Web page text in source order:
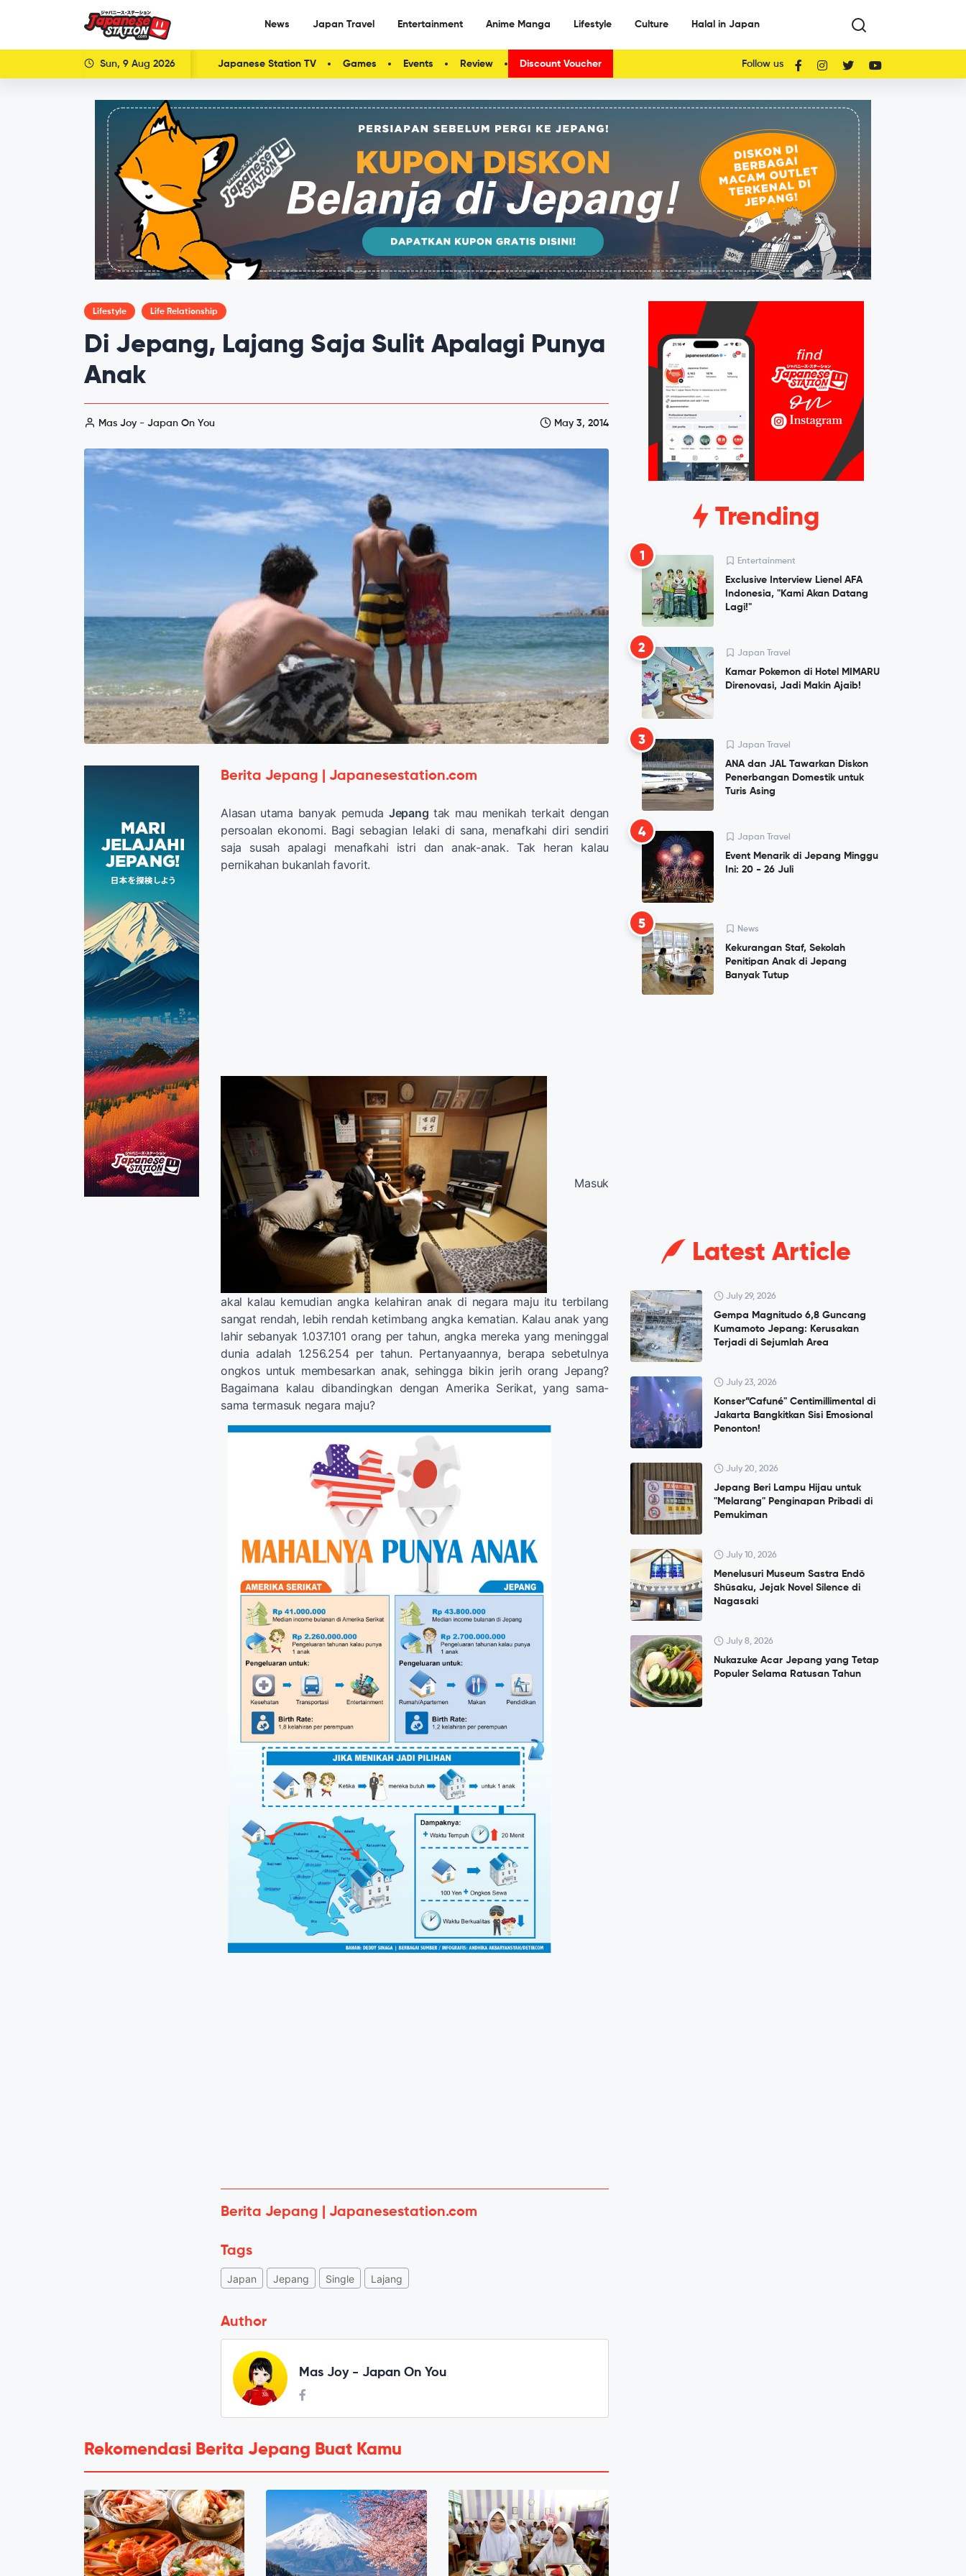
News Japan Travel Entertainment Anime Manga Lifestyle Culture Halal in Japan
Sun, 9 Aug 2026 Japanese Station TV Games Events Review Discount Voucher Follow us
Lifestyle Life Relationship
Di Jepang, Lajang Saja Sulit Apalagi Punya
Anak
Mas Joy - Japan On You May 3, 2014
Berita Jepang | Japanesestation.com
Alasan utama banyak pemuda Jepang tak mau menikah terkait dengan
persoalan ekonomi. Bagi sebagian lelaki di sana, menafkahi diri sendiri
saja susah apalagi menafkahi istri dan anak-anak. Tak heran kalau
pernikahan bukanlah favorit.
Masuk
akal kalau kemudian angka kelahiran anak di negara maju itu terbilang
sangat rendah, lebih rendah ketimbang angka kematian. Kalau anak yang
lahir sebanyak 1.037.101 orang per tahun, angka mereka yang meninggal
dunia adalah 1.256.254 per tahun. Pertanyaannya, berapa sebetulnya
ongkos untuk membesarkan anak, sehingga bikin jerih orang Jepang?
Bagaimana kalau dibandingkan dengan Amerika Serikat, yang sama-
sama termasuk negara maju?
Berita Jepang | Japanesestation.com
Tags
Japan Jepang Single Lajang
Author
Mas Joy - Japan On You
Rekomendasi Berita Jepang Buat Kamu
Trending
1 Entertainment
Exclusive Interview Lienel AFA
Indonesia, "Kami Akan Datang
Lagi!"
2 Japan Travel
Kamar Pokemon di Hotel MIMARU
Direnovasi, Jadi Makin Ajaib!
3 Japan Travel
ANA dan JAL Tawarkan Diskon
Penerbangan Domestik untuk
Turis Asing
4 Japan Travel
Event Menarik di Jepang Minggu
Ini: 20 - 26 Juli
5 News
Kekurangan Staf, Sekolah
Penitipan Anak di Jepang
Banyak Tutup
Latest Article
July 29, 2026
Gempa Magnitudo 6,8 Guncang
Kumamoto Jepang: Kerusakan
Terjadi di Sejumlah Area
July 23, 2026
Konser”Cafuné" Centimillimental di
Jakarta Bangkitkan Sisi Emosional
Penonton!
July 20, 2026
Jepang Beri Lampu Hijau untuk
"Melarang" Penginapan Pribadi di
Pemukiman
July 10, 2026
Menelusuri Museum Sastra Endō
Shūsaku, Jejak Novel Silence di
Nagasaki
July 8, 2026
Nukazuke Acar Jepang yang Tetap
Populer Selama Ratusan Tahun